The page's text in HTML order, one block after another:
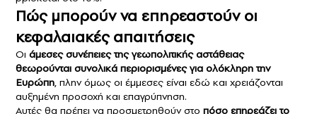
Πώς μπορούν να επηρεαστούν οι
κεφαλαιακές απαιτήσεις
Οι άμεσες συνέπειες της γεωπολιτικής αστάθειας
θεωρούνται συνολικά περιορισμένες για ολόκληρη την
Ευρώπη, πλην όμως οι έμμεσες είναι εδώ και χρειάζονται
αυξημένη προσοχή και επαγρύπνηση.
Αυτές θα πρέπει να προσμετρηθούν στο πόσο επηρεάζει το